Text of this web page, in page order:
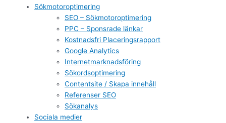
Sökmotoroptimering
SEO – Sökmotoroptimering
PPC – Sponsrade länkar
Kostnadsfri Placeringsrapport
Google Analytics
Internetmarknadsföring
Sökordsoptimering
Contentsite / Skapa innehåll
Referenser SEO
Sökanalys
Sociala medier